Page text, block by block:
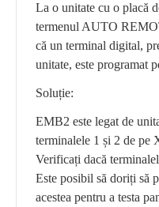
La o unitate cu o placă
termenul AUTO
că un terminal digital,
unitate, este programat
Soluție:
EMB2 este legat de
terminalele 1 și 2 de pe
Verificați dacă
Este posibil să doriți să
acestea pentru a testa